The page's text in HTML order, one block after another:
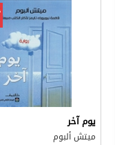
يوم آخر
ميتش ألبوم